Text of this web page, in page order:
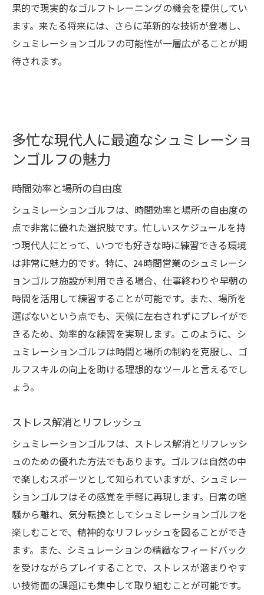
果的で現実的なゴルフトレーニングの機会を提供してい
ます。来たる将来には、さらに革新的な技術が登場し、
シュミレーションゴルフの可能性が一層広がることが期
待されます。
多忙な現代人に最適なシュミレーショ
ンゴルフの魅力
時間効率と場所の自由度
シュミレーションゴルフは、時間効率と場所の自由度の
点で非常に優れた選択肢です。忙しいスケジュールを持
つ現代人にとって、いつでも好きな時に練習できる環境
は非常に魅力的です。特に、24時間営業のシュミレーシ
ョンゴルフ施設が利用できる場合、仕事終わりや早朝の
時間を活用して練習することが可能です。また、場所を
選ばないという点でも、天候に左右されずにプレイがで
きるため、効率的な練習を実現します。このように、シ
ュミレーションゴルフは時間と場所の制約を克服し、ゴ
ルフスキルの向上を助ける理想的なツールと言えるでし
ょう。
ストレス解消とリフレッシュ
シュミレーションゴルフは、ストレス解消とリフレッシ
ュのための優れた方法でもあります。ゴルフは自然の中
で楽しむスポーツとして知られていますが、シュミレー
ションゴルフはその感覚を手軽に再現します。日常の喧
騒から離れ、気分転換としてシュミレーションゴルフを
楽しむことで、精神的なリフレッシュを図ることができ
ます。また、シミュレーションの精緻なフィードバック
を受けながらプレイすることで、ストレスが溜まりやす
い技術面の課題にも集中して取り組むことが可能です。